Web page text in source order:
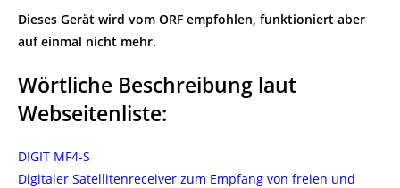
Dieses Gerät wird vom ORF empfohlen, funktioniert aber
auf einmal nicht mehr.
Wörtliche Beschreibung laut
Webseitenliste:
DIGIT MF4-S
Digitaler Satellitenreceiver zum Empfang von freien und